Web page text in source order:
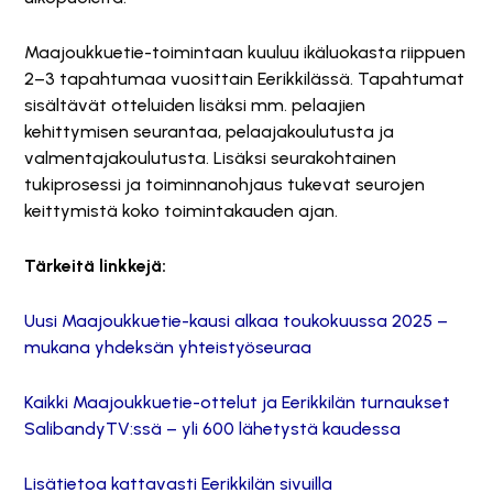
Maajoukkuetie-toimintaan kuuluu ikäluokasta riippuen
2–3 tapahtumaa vuosittain Eerikkilässä. Tapahtumat
sisältävät otteluiden lisäksi mm. pelaajien
kehittymisen seurantaa, pelaajakoulutusta ja
valmentajakoulutusta. Lisäksi seurakohtainen
tukiprosessi ja toiminnanohjaus tukevat seurojen
keittymistä koko toimintakauden ajan.
Tärkeitä linkkejä:
Uusi Maajoukkuetie-kausi alkaa toukokuussa 2025 –
mukana yhdeksän yhteistyöseuraa
Kaikki Maajoukkuetie-ottelut ja Eerikkilän turnaukset
SalibandyTV:ssä – yli 600 lähetystä kaudessa
Lisätietoa kattavasti Eerikkilän sivuilla